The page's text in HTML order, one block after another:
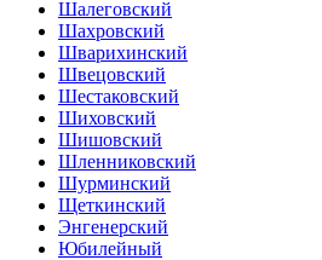
Шалеговский
Шахровский
Шварихинский
Швецовский
Шестаковский
Шиховский
Шишовский
Шленниковский
Шурминский
Щеткинский
Энгенерский
Юбилейный